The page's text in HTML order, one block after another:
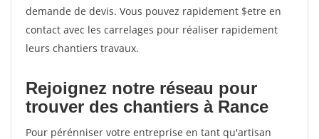
demande de devis. Vous pouvez rapidement $etre en
contact avec les carrelages pour réaliser rapidement
leurs chantiers travaux.
Rejoignez notre réseau pour
trouver des chantiers à Rance
Pour pérénniser votre entreprise en tant qu'artisan